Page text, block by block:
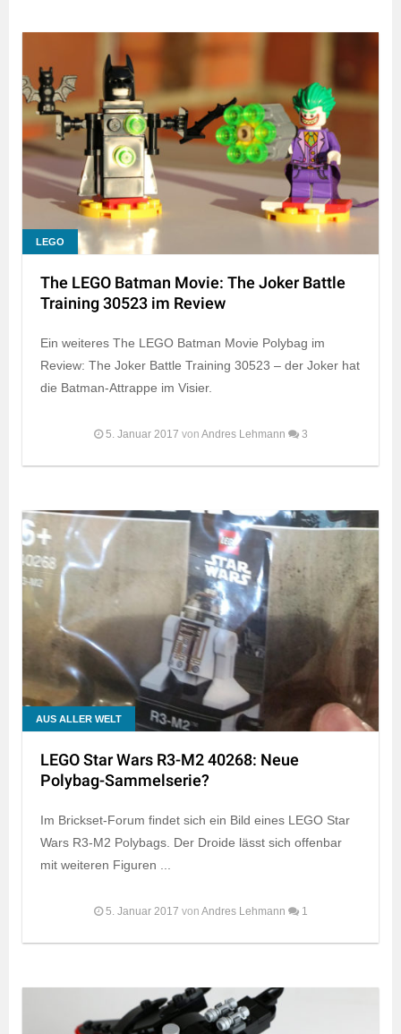
LEGO
The LEGO Batman Movie: The Joker Battle
Training 30523 im Review
Ein weiteres The LEGO Batman Movie Polybag im
Review: The Joker Battle Training 30523 – der Joker hat
die Batman-Attrappe im Visier.
5. Januar 2017 von Andres Lehmann 3
AUS ALLER WELT
LEGO Star Wars R3-M2 40268: Neue
Polybag-Sammelserie?
Im Brickset-Forum findet sich ein Bild eines LEGO Star
Wars R3-M2 Polybags. Der Droide lässt sich offenbar
mit weiteren Figuren ...
5. Januar 2017 von Andres Lehmann 1